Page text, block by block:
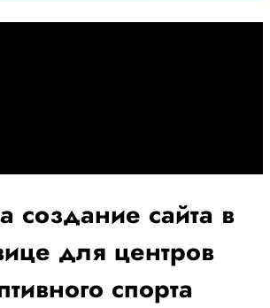
создание сайта в
для центров
спорта